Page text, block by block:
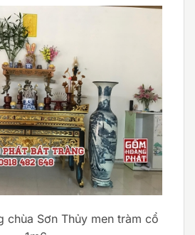
chùa Sơn Thủy men tràm cổ